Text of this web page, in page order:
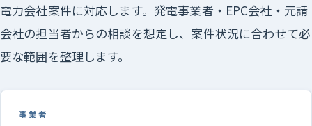
電力会社案件に対応します。発電事業者・EPC会社・元請
会社の担当者からの相談を想定し、案件状況に合わせて必
要な範囲を整理します。
事業者